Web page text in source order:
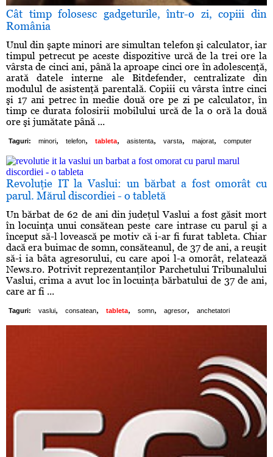
Cât timp folosesc gadgeturile, într-o zi, copiii din
România
Unul din şapte minori are simultan telefon şi calculator, iar
timpul petrecut pe aceste dispozitive urcă de la trei ore la
vârsta de cinci ani, până la aproape cinci ore în adolescenţă,
arată datele interne ale Bitdefender, centralizate din
modulul de asistenţă parentală. Copiii cu vârsta între cinci
şi 17 ani petrec în medie două ore pe zi pe calculator, în
timp ce durata folosirii mobilului urcă de la o oră la două
ore şi jumătate până ...
Taguri: minori, telefon, tableta, asistenta, varsta, majorat, computer
Revoluţie IT la Vaslui: un bărbat a fost omorât cu
parul. Mărul discordiei - o tabletă
Un bărbat de 62 de ani din judeţul Vaslui a fost găsit mort
în locuinţa unui consătean peste care intrase cu parul şi a
început să-l lovească pe motiv că i-ar fi furat tableta. Chiar
dacă era buimac de somn, consăteanul, de 37 de ani, a reuşit
să-i ia bâta agresorului, cu care apoi l-a omorât, relatează
News.ro. Potrivit reprezentanţilor Parchetului Tribunalului
Vaslui, crima a avut loc în locuinţa bărbatului de 37 de ani,
care ar fi ...
Taguri: vaslui, consatean, tableta, somn, agresor, anchetatori